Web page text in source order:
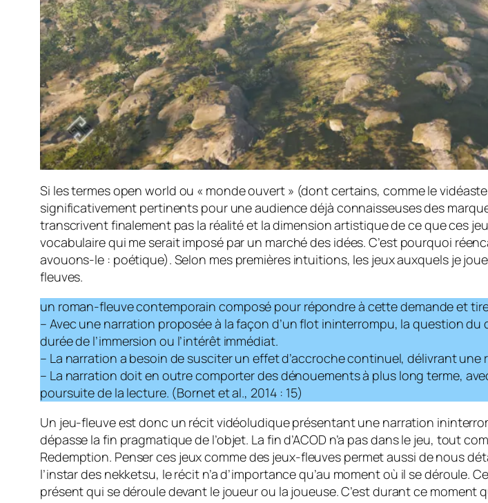
Si les termesopen world ou « monde ouvert » (dont certains, comme le
significativement pertinents pour une audience déjà connaisseuses des
transcrivent finalement pas la réalité et la dimension artistique de ce que ces
vocabulaire qui me serait imposé par un marché des idées. C’est pourquoi
avouons-le : poétique). Selon mes premières intuitions, les jeux auxquels je
fleuves.
un roman-fleuve contemporain composé pour répondre à cette demande et
– Avec une narration proposée à la façon d’un flot ininterrompu, la question
durée de l’immersion ou l’intérêt immédiat.
– La narration a besoin de susciter un effet d’accroche continuel, délivrant
– La narration doit en outre comporter des dénouements à plus long terme,
poursuite de la lecture. (Bornet et al., 2014 : 15)
Un jeu-fleuve est donc un récit vidéoludique présentant une narration
dépasse la fin pragmatique de l’objet. La fin d’ACOD n’a pasdansle jeu, tout
Redemption. Penser ces jeux comme des jeux-fleuves permet aussi de nous
l’instar des nekketsu, le récit n’a d’importance qu’au moment où il se déroule.
présent qui se déroule devant le joueur ou la joueuse. C’est durant ce